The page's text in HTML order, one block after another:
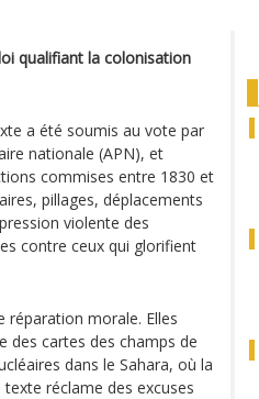
qualifiant la colonisation
a été soumis au vote par
nationale (APN), et
commises entre 1830 et
pillages, déplacements
violente des
contre ceux qui glorifient
réparation morale. Elles
des cartes des champs de
dans le Sahara, où la
réclame des excuses